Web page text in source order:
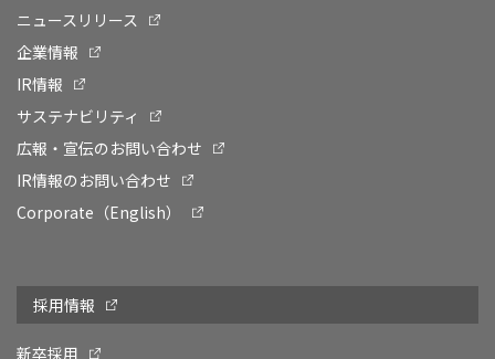
ニュースリリース
企業情報
IR情報
サステナビリティ
広報・宣伝のお問い合わせ
IR情報のお問い合わせ
Corporate（English）
採用情報
新卒採用